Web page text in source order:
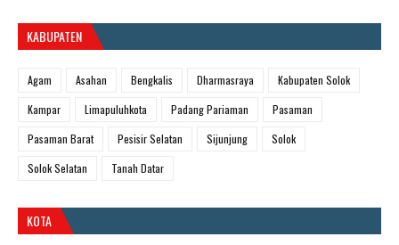
KABUPATEN
Agam Asahan Bengkalis Dharmasraya
Kabupaten Solok
Kampar
Limapuluhkota Padang Pariaman
Pasaman
Pasaman Barat
Pesisir Selatan Sijunjung
Solok
Solok Selatan
Tanah Datar
KOTA